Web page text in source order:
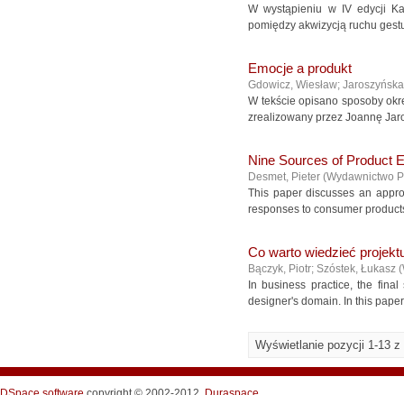
W wystąpieniu w IV edycji
pomiędzy akwizycją ruchu
Emocje a produkt
Gdowicz, Wiesław;
W tekście opisano sposoby
zrealizowany przez Joannę
Nine Sources of Product
Desmet, Pieter (Wydawnictwo
This paper discusses an
responses to consumer
Co warto wiedzieć
Bączyk, Piotr; Szóstek, Łukasz (
In business practice, the
designer's domain. In this
Wyświetlanie pozycji 1-13 z